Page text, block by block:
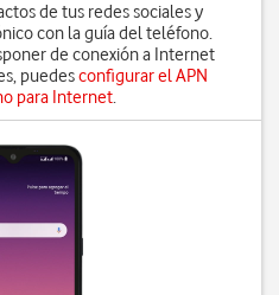
de tus redes sociales y
con la guía del teléfono.
de conexión a Internet
puedesconfigurar el APN
para Internet.